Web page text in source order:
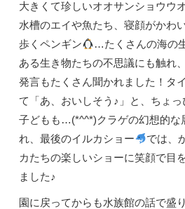
大きくて珍しいオオサンショウウ
水槽のエイや魚たち、寝顔がかわ
歩くペンギン
…たくさんの海の
ある生き物たちの不思議にも触れ
発言もたくさん聞かれました！タ
て「あ、おいしそう♪」と、ちょ
子どもも…(*^^*)クラゲの幻想的な
れ、最後のイルカショー
では、
カたちの楽しいショーに笑顔で目
ました♪
園に戻ってからも水族館の話で盛